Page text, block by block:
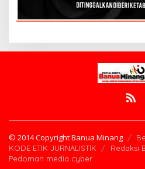
© 2014 Copyright Banua Minang
KODE ETIK JURNALISTIK
Redaksi
Pedoman media cyber